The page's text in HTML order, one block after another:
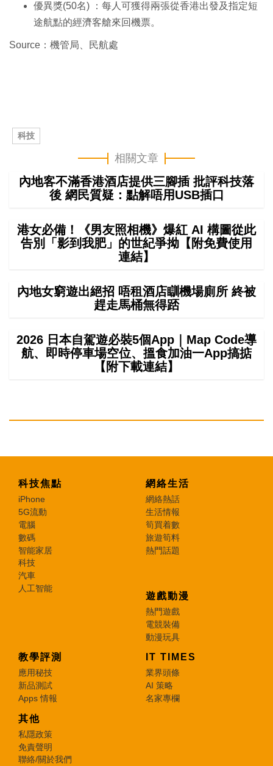
優異獎(50名) ：每人可獲得兩張從香港出發及指定短
途航點的經濟客艙來回機票。
Source：機管局、民航處
科技
相關文章
內地客不滿香港酒店提供三腳插 批評科技落
後 網民質疑：點解唔用USB插口
港女必備！《男友照相機》爆紅 AI 構圖從此
告別「影到我肥」的世紀爭拗【附免費使用
連結】
內地女窮遊出絕招 唔租酒店瞓機場廁所 終被
趕走馬桶無得踎
2026 日本自駕遊必裝5個App｜Map Code導
航、即時停車場空位、搵食加油一App搞掂
【附下載連結】
科技焦點
iPhone
5G流動
電腦
數碼
智能家居
科技
汽車
人工智能
網絡生活
網絡熱話
生活情報
筍買着數
旅遊筍料
熱門話題
遊戲動漫
熱門遊戲
電競裝備
動漫玩具
教學評測
應用秘技
新品測試
Apps 情報
IT TIMES
業界頭條
AI 策略
名家專欄
其他
私隱政策
免責聲明
聯絡/關於我們